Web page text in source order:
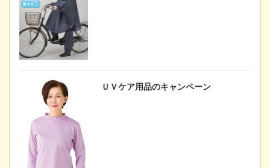
ＵＶケア用品のキャンペーン